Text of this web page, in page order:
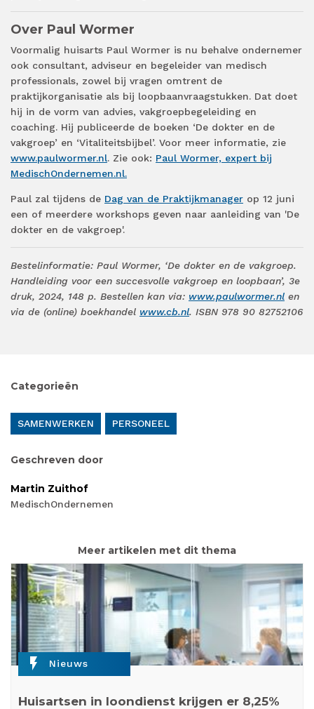
Over Paul Wormer
Voormalig huisarts Paul Wormer is nu behalve ondernemer
ook consultant, adviseur en begeleider van medisch
professionals, zowel bij vragen omtrent de
praktijkorganisatie als bij loopbaanvraagstukken. Dat doet
hij in de vorm van advies, vakgroepbegeleiding en
coaching. Hij publiceerde de boeken ‘De dokter en de
vakgroep’ en ‘Vitaliteitsbijbel’. Voor meer informatie, zie
www.paulwormer.nl. Zie ook: Paul Wormer, expert bij
MedischOndernemen.nl.
Paul zal tijdens de Dag van de Praktijkmanager op 12 juni
een of meerdere workshops geven naar aanleiding van 'De
dokter en de vakgroep'.
Bestelinformatie: Paul Wormer, ‘De dokter en de vakgroep.
Handleiding voor een succesvolle vakgroep en loopbaan’, 3e
druk, 2024, 148 p. Bestellen kan via: www.paulwormer.nl en
via de (online) boekhandel www.cb.nl. ISBN 978 90 82752106
Categorieën
SAMENWERKEN PERSONEEL
Geschreven door
Martin Zuithof
MedischOndernemen
Meer artikelen met dit thema
flash_on Nieuws
Huisartsen in loondienst krijgen er 8,25%